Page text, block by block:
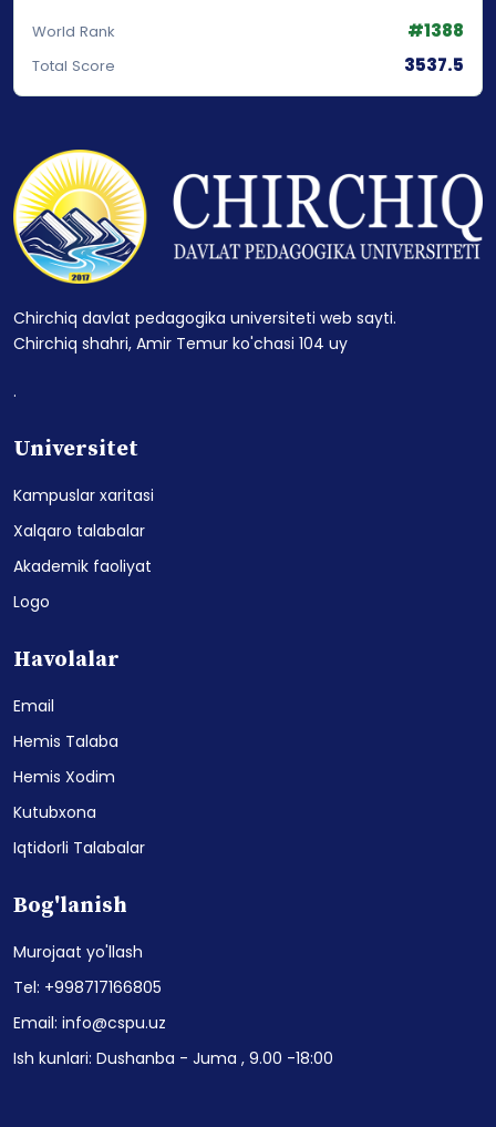
World Rank #1388
Total Score 3537.5
Chirchiq davlat pedagogika universiteti web sayti.
Chirchiq shahri, Amir Temur ko'chasi 104 uy
.
Universitet
Kampuslar xaritasi
Xalqaro talabalar
Akademik faoliyat
Logo
Havolalar
Email
Hemis Talaba
Hemis Xodim
Kutubxona
Iqtidorli Talabalar
Bog'lanish
Murojaat yo'llash
Tel: +998717166805
Email: info@cspu.uz
Ish kunlari: Dushanba - Juma , 9.00 -18:00